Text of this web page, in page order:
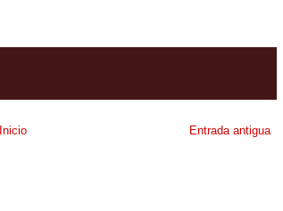
Entrada antigua
Inicio